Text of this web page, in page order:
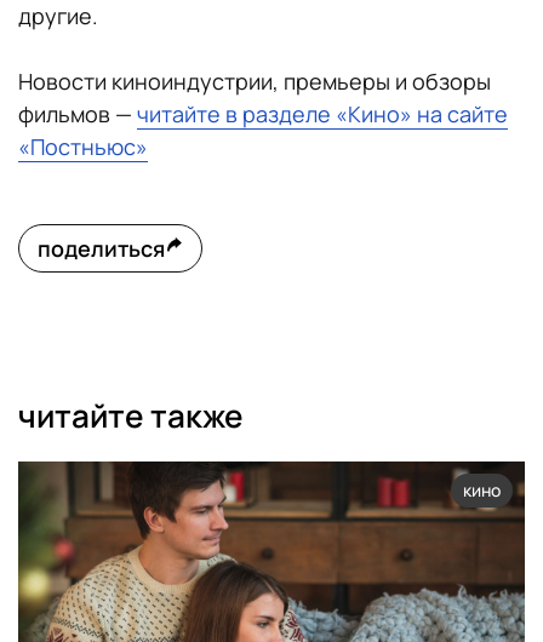
другие.
Новости киноиндустрии, премьеры и обзоры
фильмов — читайте в разделе «Кино» на сайте
«Постньюс»
поделиться
читайте также
кино